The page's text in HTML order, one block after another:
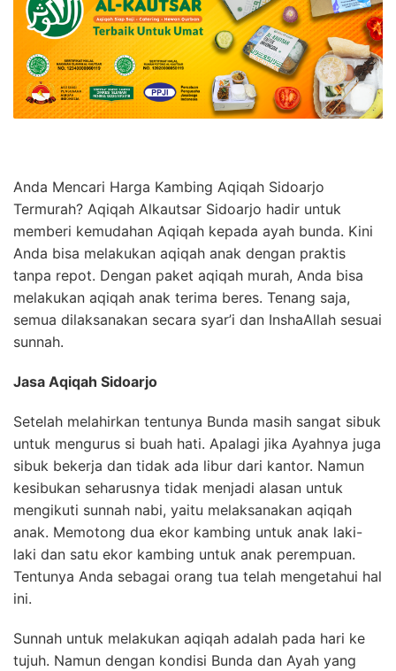
Anda Mencari Harga Kambing Aqiqah Sidoarjo
Termurah? Aqiqah Alkautsar Sidoarjo hadir untuk
memberi kemudahan Aqiqah kepada ayah bunda. Kini
Anda bisa melakukan aqiqah anak dengan praktis
tanpa repot. Dengan paket aqiqah murah, Anda bisa
melakukan aqiqah anak terima beres. Tenang saja,
semua dilaksanakan secara syar’i dan InshaAllah sesuai
sunnah.
Jasa Aqiqah Sidoarjo
Setelah melahirkan tentunya Bunda masih sangat sibuk
untuk mengurus si buah hati. Apalagi jika Ayahnya juga
sibuk bekerja dan tidak ada libur dari kantor. Namun
kesibukan seharusnya tidak menjadi alasan untuk
mengikuti sunnah nabi, yaitu melaksanakan aqiqah
anak. Memotong dua ekor kambing untuk anak laki-
laki dan satu ekor kambing untuk anak perempuan.
Tentunya Anda sebagai orang tua telah mengetahui hal
ini.
Sunnah untuk melakukan aqiqah adalah pada hari ke
tujuh. Namun dengan kondisi Bunda dan Ayah yang